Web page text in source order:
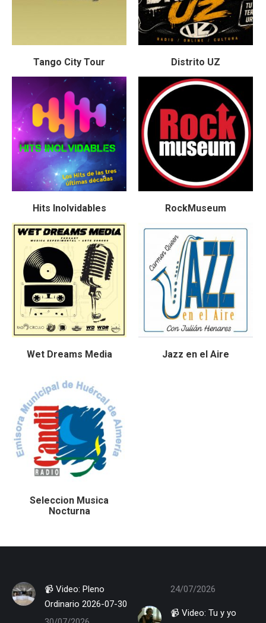
Tango City Tour Distrito UZ
Hits Inolvidables RockMuseum
Wet Dreams Media Jazz en el Aire
Seleccion Musica
Nocturna
📹 Video: Pleno
Ordinario 2026-07-30
24/07/2026
📹 Video: Tu y yo